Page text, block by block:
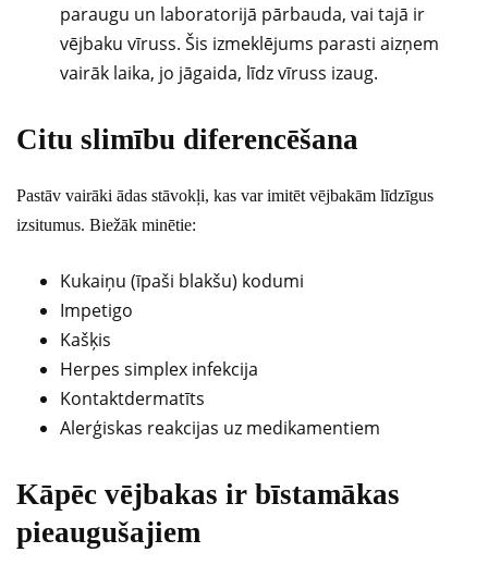
paraugu un laboratorijā pārbauda, vai tajā ir
vējbaku vīruss. Šis izmeklējums parasti aizņem
vairāk laika, jo jāgaida, līdz vīruss izaug.
Citu slimību diferencēšana
Pastāv vairāki ādas stāvokļi, kas var imitēt vējbakām līdzīgus
izsitumus. Biežāk minētie:
Kukaiņu (īpaši blakšu) kodumi
Impetigo
Kašķis
Herpes simplex infekcija
Kontaktdermatīts
Alerģiskas reakcijas uz medikamentiem
Kāpēc vējbakas ir bīstamākas
pieaugušajiem